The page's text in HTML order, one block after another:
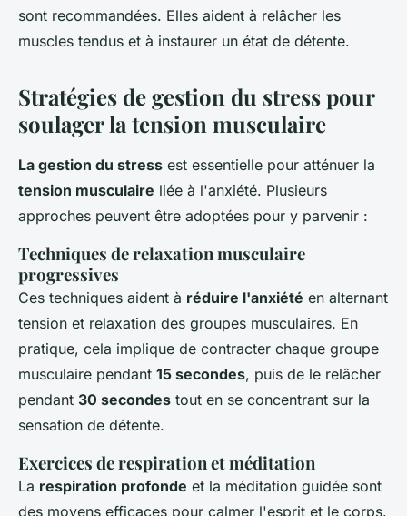
sont recommandées. Elles aident à relâcher les
muscles tendus et à instaurer un état de détente.
Stratégies de gestion du stress pour
soulager la tension musculaire
La gestion du stress est essentielle pour atténuer la
tension musculaire liée à l'anxiété. Plusieurs
approches peuvent être adoptées pour y parvenir :
Techniques de relaxation musculaire
progressives
Ces techniques aident à réduire l'anxiété en alternant
tension et relaxation des groupes musculaires. En
pratique, cela implique de contracter chaque groupe
musculaire pendant 15 secondes, puis de le relâcher
pendant 30 secondes tout en se concentrant sur la
sensation de détente.
Exercices de respiration et méditation
La respiration profonde et la méditation guidée sont
des moyens efficaces pour calmer l'esprit et le corps.